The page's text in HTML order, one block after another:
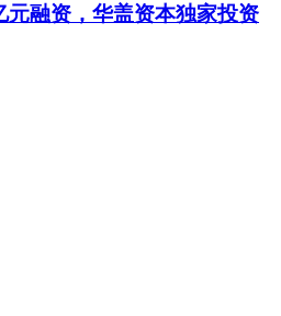
元融资，华盖资本独家投资